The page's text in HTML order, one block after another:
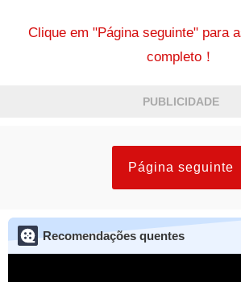
Clique em "Página seguinte" para
completo！
PUBLICIDADE
Página seguinte
Recomendações quentes